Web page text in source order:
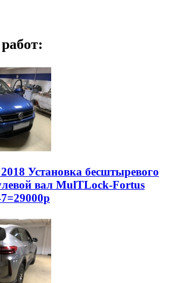
Установка бесштыревого
вал MulTLock-Fortus